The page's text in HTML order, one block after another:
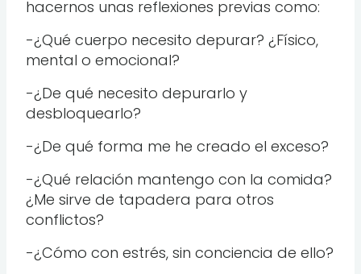
hacernos unas reflexiones previas como:
-¿Qué cuerpo necesito depurar? ¿Físico,
mental o emocional?
-¿De qué necesito depurarlo y
desbloquearlo?
-¿De qué forma me he creado el exceso?
-¿Qué relación mantengo con la comida?
¿Me sirve de tapadera para otros
conflictos?
-¿Cómo con estrés, sin conciencia de ello?